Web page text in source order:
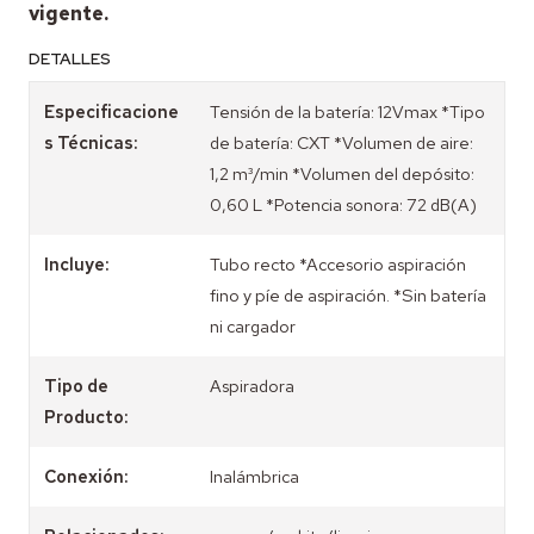
vigente.
DETALLES
Especificacione
s Técnicas:
Tensión de la batería: 12Vmax *Tipo
de batería: CXT *Volumen de aire:
1,2 m³/min *Volumen del depósito:
0,60 L *Potencia sonora: 72 dB(A)
Incluye:
Tubo recto *Accesorio aspiración
fino y píe de aspiración. *Sin batería
ni cargador
Tipo de
Producto:
Aspiradora
Conexión: Inalámbrica